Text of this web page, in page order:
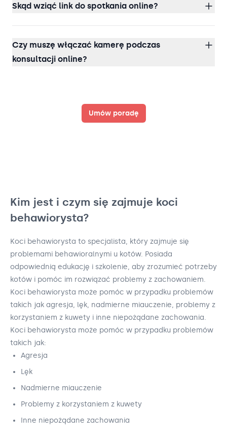
Skąd wziąć link do spotkania online?
Czy muszę włączać kamerę podczas
konsultacji online?
Umów poradę
Kim jest i czym się zajmuje koci
behawiorysta?
Koci behawiorysta to specjalista, który zajmuje się
problemami behawioralnymi u kotów. Posiada
odpowiednią edukację i szkolenie, aby zrozumieć potrzeby
kotów i pomóc im rozwiązać problemy z zachowaniem.
Koci behawiorysta może pomóc w przypadku problemów
takich jak agresja, lęk, nadmierne miauczenie, problemy z
korzystaniem z kuwety i inne niepożądane zachowania.
Koci behawiorysta może pomóc w przypadku problemów
takich jak:
Agresja
Lęk
Nadmierne miauczenie
Problemy z korzystaniem z kuwety
Inne niepożądane zachowania